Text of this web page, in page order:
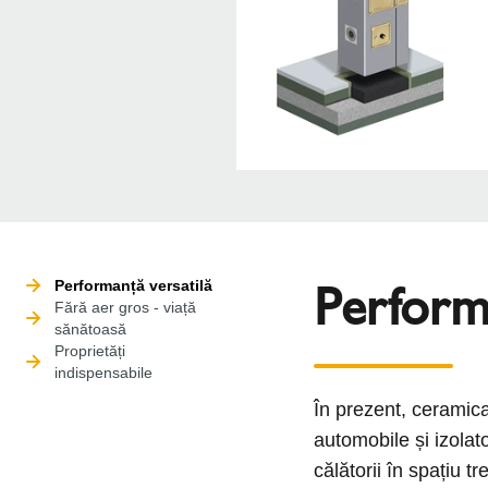
Performanță versatilă
Fără aer gros - viață
sănătoasă
Proprietăți
indispensabile
În prezent,
automobile și
călătorii în spațiu